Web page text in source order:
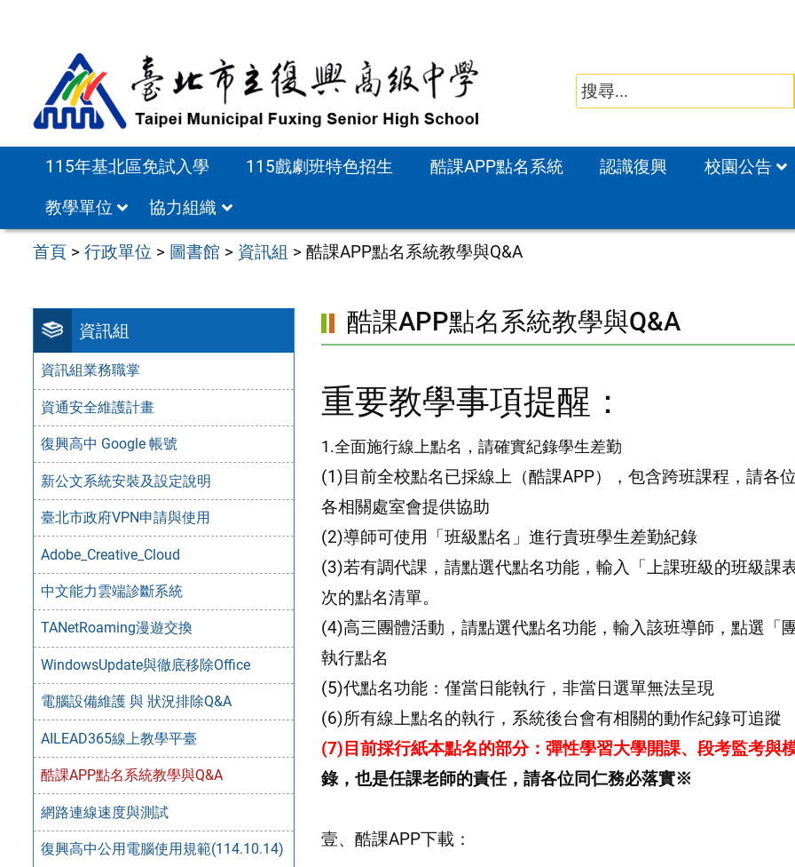
115年基北區免試入學 115戲劇班特色招生 酷課APP點名系統 認識復興
校園公告
教學單位
協力組織
首頁 >行政單位 > 圖書館 > 資訊組 >酷課APP點名系統教學與Q&A
資訊組
資訊組業務職掌
資通安全維護計畫
復興高中 Google 帳號
新公文系統安裝及設定說明
臺北市政府VPN申請與使用
Adobe_Creative_Cloud
中文能力雲端診斷系統
TANetRoaming漫遊交換
WindowsUpdate與徹底移除Office
電腦設備維護 與 狀況排除Q&A
AILEAD365線上教學平臺
酷課APP點名系統教學與Q&A
網路連線速度與測試
復興高中公用電腦使用規範(114.10.14)
酷課APP點名系統教學與Q&A
重要教學事項提醒：
1.全面施行線上點名，請確實紀錄學生差勤
(1)目前全校點名已採線上（酷課APP），包含跨班課程，請各
各相關處室會提供協助
(2)導師可使用「班級點名」進行貴班學生差勤紀錄
(3)若有調代課，請點選代點名功能，輸入「上課班級的班級課
次的點名清單。
(4)高三團體活動，請點選代點名功能，輸入該班導師，點選「
執行點名
(5)代點名功能：僅當日能執行，非當日選單無法呈現
(6)所有線上點名的執行，系統後台會有相關的動作紀錄可追蹤
(7)目前採行紙本點名的部分：彈性學習大學開課、段考監考與
錄，也是任課老師的責任，請各位同仁務必落實※
壹、酷課APP下載：